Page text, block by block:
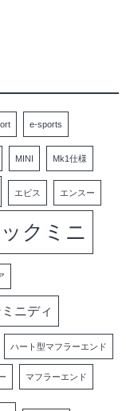
e-sports
MINI Mk1仕様
エビス エンスー
クミニ
ニディ
ハート型マフラーエンド
マフラーエンド